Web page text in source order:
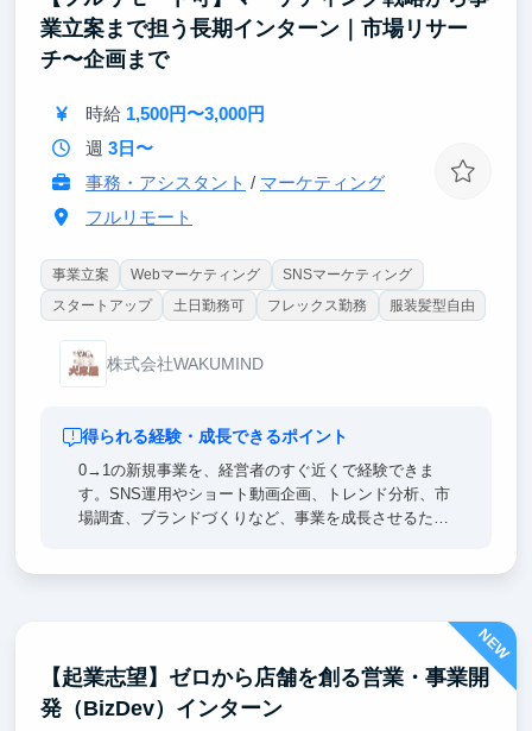
す。
業立案まで担う長期インターン｜市場リサー
チ〜企画まで
時給 1,500円〜3,000円
週 3日〜
事務・アシスタント / マーケティング
フルリモート
事業立案 Webマーケティング
SNSマーケティング
スタートアップ
土日勤務可 フレックス勤務 服装髪型自由
株式会社WAKUMIND
得られる経験・成長できるポイント
0→1の新規事業を、経営者のすぐ近くで経験できま
す。SNS運用やショート動画企画、トレンド分析、市
場調査、ブランドづくりなど、事業を成長させるため
NEW
【起業志望】ゼロから店舗を創る営業・事業開
発（BizDev）インターン